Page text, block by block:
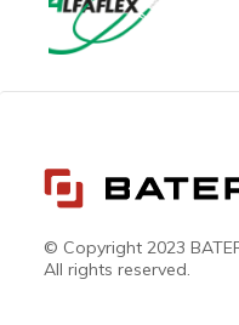
© Copyright 2023
All rights reserved.